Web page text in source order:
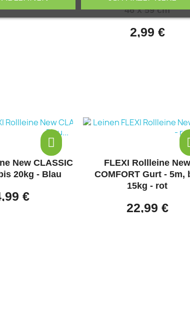
59 cm
New
Gurt - 5m, bis
FLEXI Rollleine New
COMFORT Gurt - 5m,
25kg - hellblau
27,99 €